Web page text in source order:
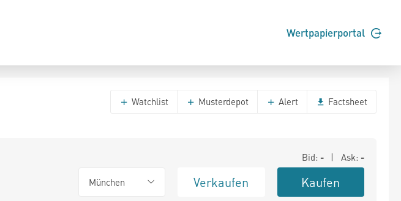
Wertpapierportal
Watchlist Musterdepot Alert Factsheet
Bid: - | Ask: -
München Verkaufen Kaufen